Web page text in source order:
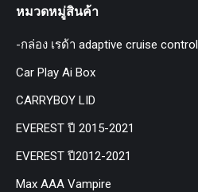
หมวดหมู่สินค้า
-กล่อง เรด้า adaptive cruise control
Car Play Ai Box
CARRYBOY LID
EVEREST ปี 2015-2021
EVEREST ปี2012-2021
Max AAA Vampire